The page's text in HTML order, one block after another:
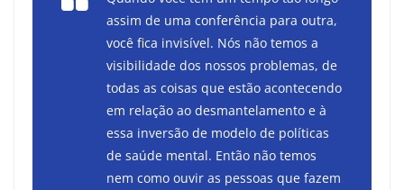
assim de uma conferência para outra,
você fica invisível. Nós não temos a
visibilidade dos nossos problemas, de
todas as coisas que estão acontecendo
em relação ao desmantelamento e à
essa inversão de modelo de políticas
de saúde mental. Então não temos
nem como ouvir as pessoas que fazem